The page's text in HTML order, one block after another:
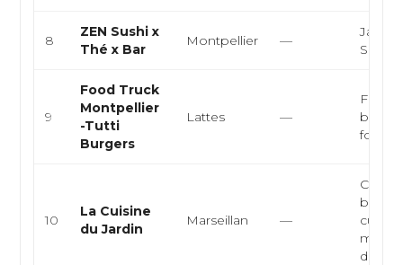
8
ZEN Sushi x
Thé x Bar
Montpellier —
9
Food Truck
Montpellier
-Tutti
Burgers
Lattes —
Food
food
10
La Cuisine
du Jardin
Marseillan —
du su...